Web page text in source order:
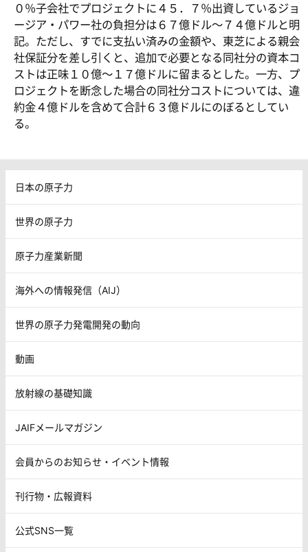
０％子会社でプロジェクトに４５．７％出資しているジョ
ージア・パワー社の負担分は６７億ドル～７４億ドルと明
記。ただし、すでに支払い済みの金額や、東芝による親会
社保証分を差し引くと、追加で必要となる同社分の資本コ
ストは正味１０億～１７億ドルに留まるとした。一方、プ
ロジェクトを断念した場合の同社分コストについては、違
約金４億ドルを含めて合計６３億ドルにのぼるとしてい
る。
日本の原子力
世界の原子力
原子力産業新聞
海外への情報発信（AIJ）
世界の原子力発電開発の動向
動画
放射線の基礎知識
JAIFメールマガジン
会員からのお知らせ・イベント情報
刊行物・広報資料
公式SNS一覧